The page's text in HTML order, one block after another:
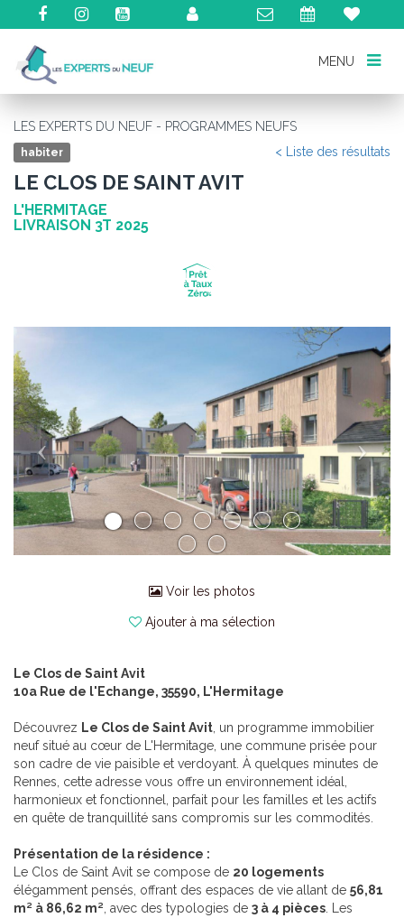
MENU
MENU
LES EXPERTS DU NEUF - PROGRAMMES NEUFS
habiter < Liste des résultats
LE CLOS DE SAINT AVIT
L'HERMITAGE
LIVRAISON 3T 2025
Précédent
Voir les photos
Ajouter à ma sélection
Le Clos de Saint Avit
10a Rue de l'Echange, 35590, L'Hermitage
Découvrez Le Clos de Saint Avit, un programme immobilier
neuf situé au cœur de L'Hermitage, une commune prisée pour
son cadre de vie paisible et verdoyant. À quelques minutes de
Rennes, cette adresse vous offre un environnement idéal,
harmonieux et fonctionnel, parfait pour les familles et les actifs
en quête de tranquillité sans compromis sur les commodités.
Présentation de la résidence :
Le Clos de Saint Avit se compose de 20 logements
élégamment pensés, offrant des espaces de vie allant de 56,81
m² à 86,62 m², avec des typologies de 3 à 4 pièces. Les